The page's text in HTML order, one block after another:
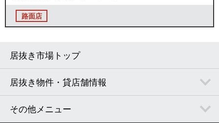
路面店
居抜き市場トップ
居抜き物件・貸店舗情報
その他メニュー